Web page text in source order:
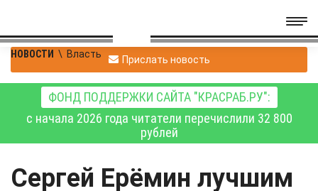
НОВОСТИ \ Власть Прислать новость
ФОНД ПОДДЕРЖКИ САЙТА "КРАСРАБ.РУ":
с начала 2026 года читатели перечислили 32 800
рублей
Сергей Ерёмин лучшим